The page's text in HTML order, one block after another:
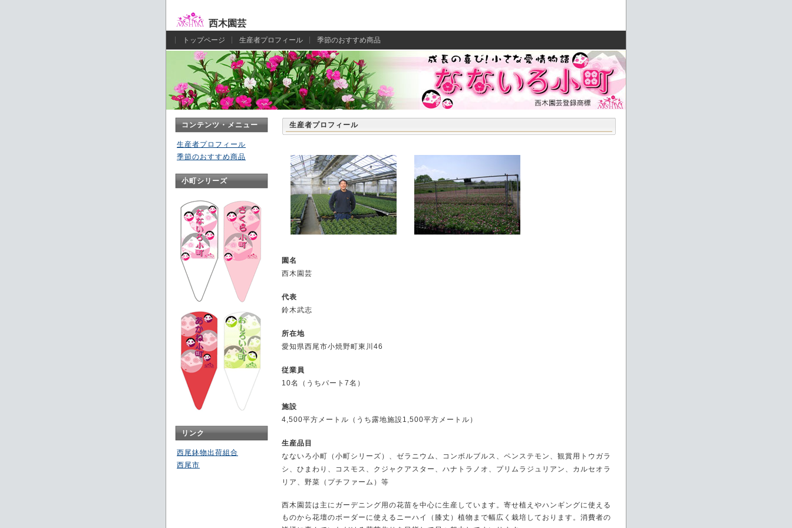
西木園芸
トップページ 生産者プロフィール 季節のおすすめ商品
生産者プロフィール
園名
西木園芸
代表
鈴木武志
所在地
愛知県西尾市小焼野町東川46
従業員
10名（うちパート7名）
施設
4,500平方メートル（うち露地施設1,500平方メートル）
生産品目
なないろ小町（小町シリーズ）、ゼラニウム、コンボルブルス、ペンステモン、観賞用トウガラ
シ、ひまわり、コスモス、クジャクアスター、ハナトラノオ、プリムラジュリアン、カルセオラ
リア、野菜（プチファーム）等
西木園芸は主にガーデニング用の花苗を中心に生産しています。寄せ植えやハンギングに使える
ものから花壇のボーダーに使えるニーハイ（膝丈）植物まで幅広く栽培しております。消費者の
コンテンツ・メニュー
生産者プロフィール
季節のおすすめ商品
小町シリーズ
リンク
西尾鉢物出荷組合
西尾市